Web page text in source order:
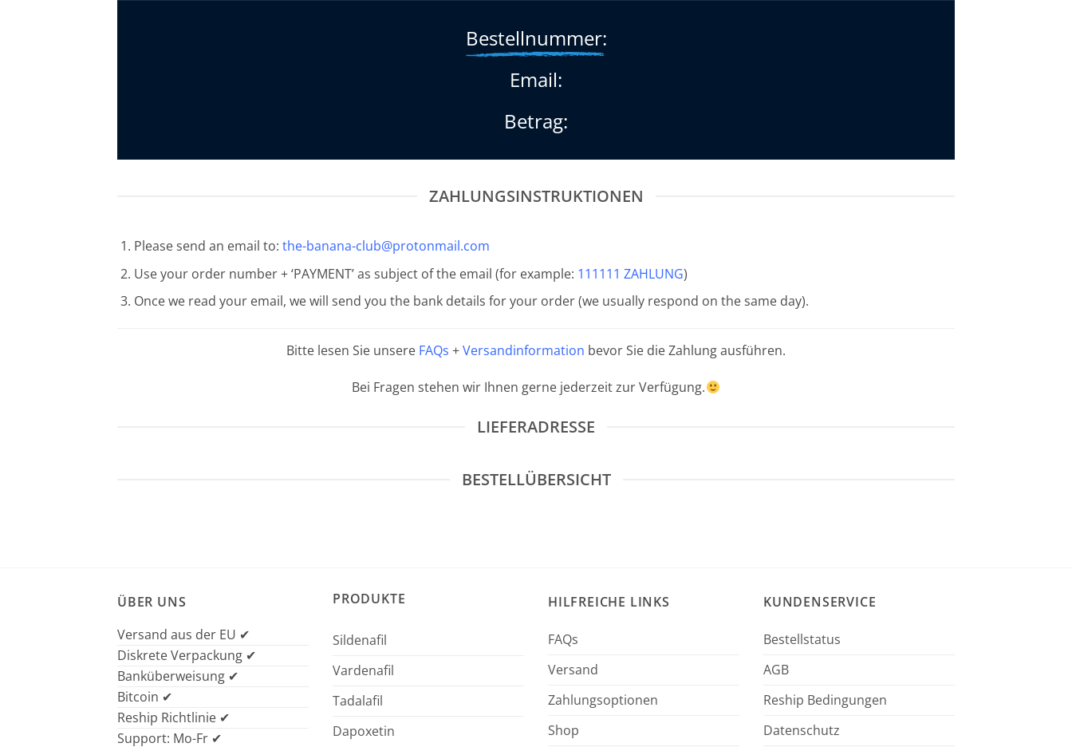
Bestellnummer:
Email:
Betrag:
ZAHLUNGSINSTRUKTIONEN
Please send an email to: the-banana-club@protonmail.com
Use your order number + ‘PAYMENT’ as subject of the email (for example: 111111 ZAHLUNG)
Once we read your email, we will send you the bank details for your order (we usually respond on the same day).
Bitte lesen Sie unsere FAQs +Versandinformation bevor Sie die Zahlung ausführen.
Bei Fragen stehen wir Ihnen gerne jederzeit zur Verfügung.
LIEFERADRESSE
BESTELLÜBERSICHT
ÜBER UNS
Versand aus der EU ✔
Diskrete Verpackung ✔
Banküberweisung ✔
Bitcoin ✔
Reship Richtlinie ✔
Support: Mo-Fr ✔
PRODUKTE
Sildenafil
Vardenafil
Tadalafil
Dapoxetin
HILFREICHE LINKS
FAQs
Versand
Zahlungsoptionen
Shop
KUNDENSERVICE
Bestellstatus
AGB
Reship Bedingungen
Datenschutz